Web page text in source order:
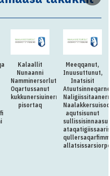
Kalaallit
Nunaanni
Namminersorlutik
Oqartussanut
kukkunersiuinermut
pisortaq
Meeqqanut,
Inuusuttunut,
Inatsisit
aqutsisunut